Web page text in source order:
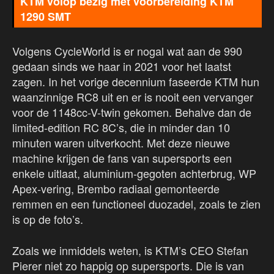
1290 SMT
Volgens CycleWorld is er nogal wat aan de 990
gedaan sinds we haar in 2021 voor het laatst
zagen. In het vorige decennium faseerde KTM hun
waanzinnige RC8 uit en er is nooit een vervanger
voor de 1148cc-V-twin gekomen. Behalve dan de
limited-edition RC 8C’s, die in minder dan 10
minuten waren uitverkocht. Met deze nieuwe
machine krijgen de fans van supersports een
enkele uitlaat, aluminium-gegoten achterbrug, WP
Apex-vering, Brembo radiaal gemonteerde
remmen en een functioneel duozadel, zoals te zien
is op de foto’s.
Zoals we inmiddels weten, is KTM’s CEO Stefan
Pierer niet zo happig op supersports. Die is van